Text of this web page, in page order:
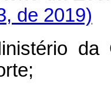
de 2019)
da